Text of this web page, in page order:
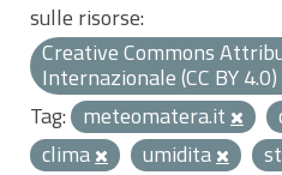
sulle risorse:
Creative Commons
Internazionale (CC BY 4.0)
Tag: meteomatera.it
clima
umidita